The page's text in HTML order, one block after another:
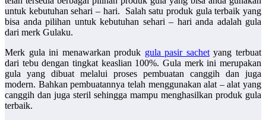
untuk kebutuhan sehari – hari. Salah satu produk gula terbaik yang
bisa anda pilihan untuk kebutuhan sehari – hari anda adalah gula
dari merk Gulaku.
Merk gula ini menawarkan produk gula pasir sachetyang terbuat
dari tebu dengan tingkat keaslian 100%. Gula merk ini merupakan
gula yang dibuat melalui proses pembuatan canggih dan juga
modern. Bahkan pembuatannya telah menggunakan alat – alat yang
canggih dan juga steril sehingga mampu menghasilkan produk gula
terbaik.